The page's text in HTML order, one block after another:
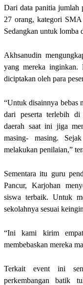
Dari data panitia jumlah
27 orang, kategori
Sedangkan untuk lomba
Akhsanudin
yang mereka inginkan.
diciptakan oleh para
“Untuk disainnya bebas
dari peserta terlebih di
daerah saat ini jiga
masing- masing.
melakukan penilaian,”
Sementara itu guru
Pancur, Karjohan
siswa terbaik. Untuk
sekolahnya sesuai
“Ini kami kirim
membebaskan mereka
Terkait event ini
perkembangan batik